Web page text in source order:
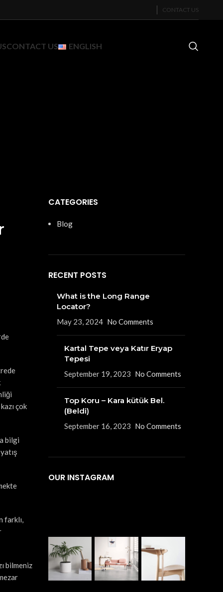
CONTACT US
CONTACT US ENGLISH
çok
bilgi
farklı,
bilmeniz
CATEGORIES
Blog
RECENT POSTS
What is the Long Range
Locator?
May 23, 2024 No Comments
Kartal Tepe veya Katır Eryap
Tepesi
September 19, 2023 No Comments
Top Koru – Kara kütük Bel.
(Beldi)
September 16, 2023 No Comments
OUR INSTAGRAM